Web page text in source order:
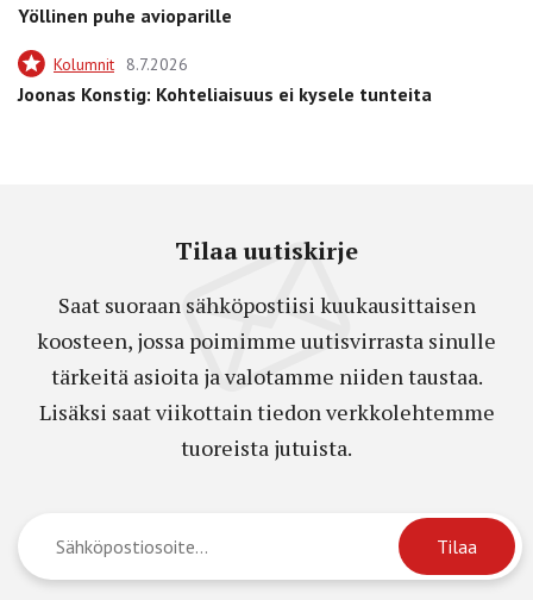
Yöllinen puhe avioparille
Kolumnit 8.7.2026
Joonas Konstig: Kohteliaisuus ei kysele tunteita
Tilaa uutiskirje
Saat suoraan sähköpostiisi kuukausittaisen
koosteen, jossa poimimme uutisvirrasta sinulle
tärkeitä asioita ja valotamme niiden taustaa.
Lisäksi saat viikottain tiedon verkkolehtemme
tuoreista jutuista.